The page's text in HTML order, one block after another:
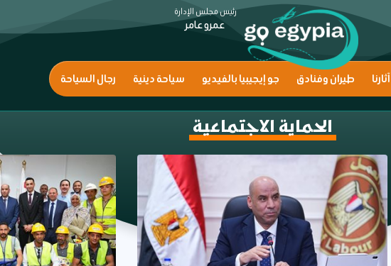
رئيس مجلس الإدارة
عمرو عامر
آثارنا طيران وفنادق جو إيجيبيا بالفيديو سياحة دينية رجال السياحة
الحماية الاجتماعية